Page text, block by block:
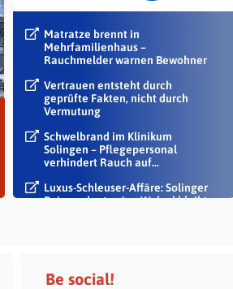
Matratze brennt in
Mehrfamilienhaus –
Rauchmelder warnen Bewohner
Vertrauen entsteht durch
geprüfte Fakten, nicht durch
Vermutung
Schwelbrand im Klinikum
Solingen – Pflegepersonal
verhindert Rauch auf...
Luxus-Schleuser-Affäre: Solinger
Beigeordneter Jan Welzel bleibt
Be social!